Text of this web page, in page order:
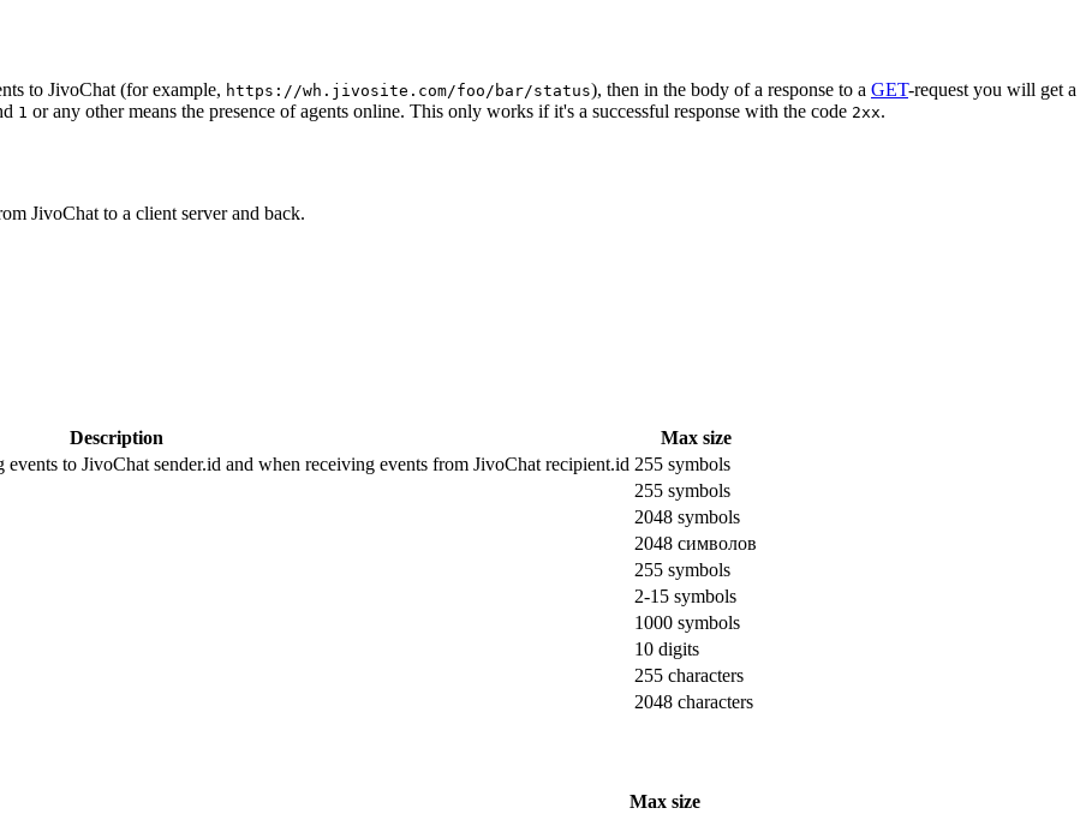
to JivoChat (for example, https://wh.jivosite.com/foo/bar/status), then in the body of a response to a GET-request you will get a
1 or any other means the presence of agents online. This only works if it's a successful response with the code 2xx.
JivoChat to a client server and back.
Description
Max size
to JivoChat sender.id and when receiving events from JivoChat recipient.id 255 symbols
255 symbols
2048 symbols
2048 символов
255 symbols
2-15 symbols
1000 symbols
10 digits
255 characters
2048 characters
Max size